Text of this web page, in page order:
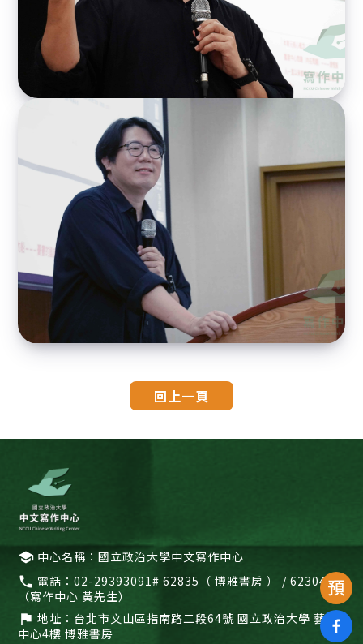
回上一頁
school 中心名稱：國立政治大學中文寫作中心
call 電話：02-29393091# 62835（ 博雅書房 ） / 62304
（寫作中心 黃先生）
flag 地址： 台北市文山區指南路二段64號 國立政治大學 藝文
中心4樓 博雅書房